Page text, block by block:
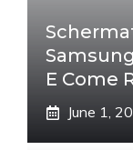
E Come
June 1,